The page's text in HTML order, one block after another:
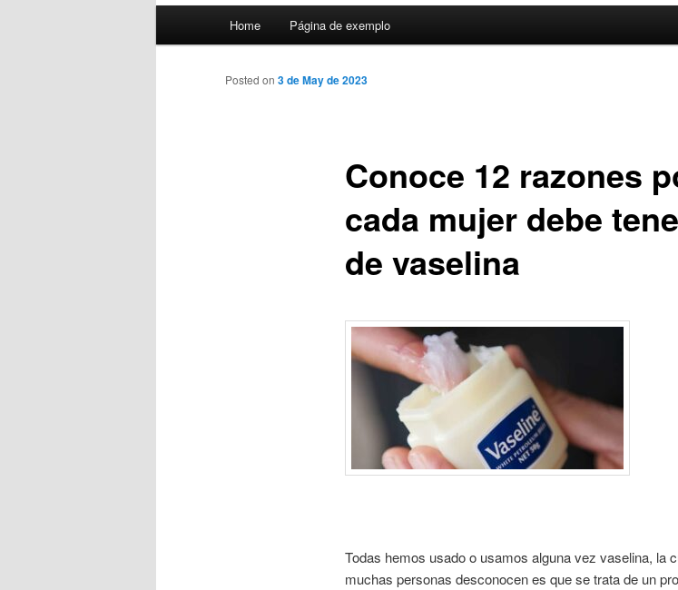
Home Página de exemplo
Conoce 12 razones
cada mujer debe
de vaselina
Posted on 3 de May de 2023
Todas hemos usado o usamos alguna vez vaselina, la
muchas personas desconocen es que se trata de un